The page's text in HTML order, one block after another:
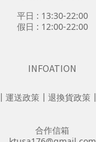
平日 : 13:30-22:00
假日 : 12:00-22:00
INFOATION
┃ 運送政策 ┃ 退換貨政策 ┃
合作信箱